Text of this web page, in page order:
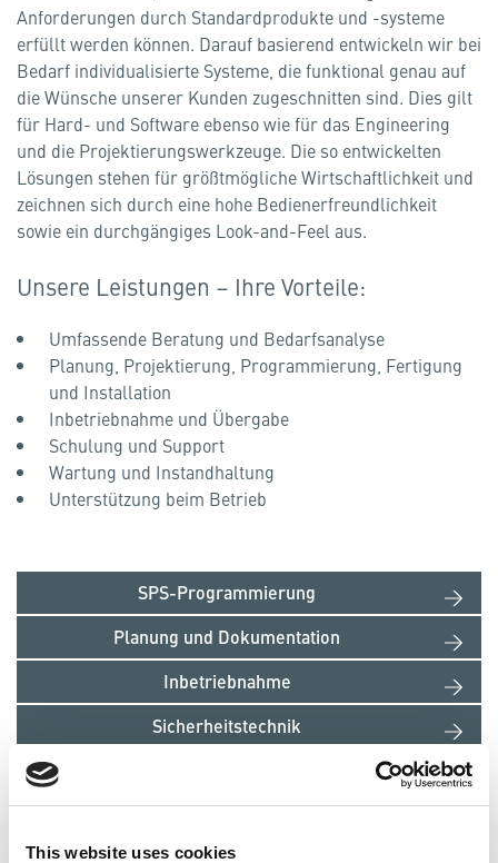
This website uses cookies
Anforderungen durch Standardprodukte und -systeme
erfüllt werden können. Darauf basierend entwickeln wir bei
Bedarf individualisierte Systeme, die funktional genau auf
die Wünsche unserer Kunden zugeschnitten sind. Dies gilt
für Hard- und Software ebenso wie für das Engineering
und die Projektierungswerkzeuge. Die so entwickelten
Lösungen stehen für größtmögliche Wirtschaftlichkeit und
zeichnen sich durch eine hohe Bedienerfreundlichkeit
sowie ein durchgängiges Look-and-Feel aus.
Unsere Leistungen – Ihre Vorteile:
Umfassende Beratung und Bedarfsanalyse
Planung, Projektierung, Programmierung, Fertigung
und Installation
Inbetriebnahme und Übergabe
Schulung und Support
Wartung und Instandhaltung
Unterstützung beim Betrieb
SPS-Programmierung
Planung und Dokumentation
Inbetriebnahme
Sicherheitstechnik
Einsatzfelder